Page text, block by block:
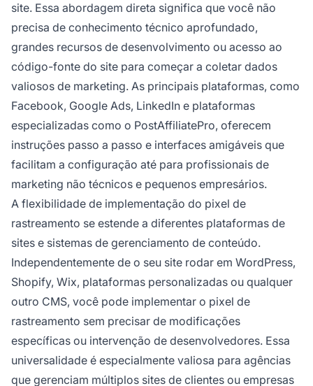
site. Essa abordagem direta significa que você não
precisa de conhecimento técnico aprofundado,
grandes recursos de desenvolvimento ou acesso ao
código-fonte do site para começar a coletar dados
valiosos de marketing. As principais plataformas, como
Facebook, Google Ads, LinkedIn e plataformas
especializadas como o PostAffiliatePro, oferecem
instruções passo a passo e interfaces amigáveis que
facilitam a configuração até para profissionais de
marketing não técnicos e pequenos empresários.
A flexibilidade de implementação do pixel de
rastreamento se estende a diferentes plataformas de
sites e sistemas de gerenciamento de conteúdo.
Independentemente de o seu site rodar em WordPress,
Shopify, Wix, plataformas personalizadas ou qualquer
outro CMS, você pode implementar o pixel de
rastreamento sem precisar de modificações
específicas ou intervenção de desenvolvedores. Essa
universalidade é especialmente valiosa para agências
que gerenciam múltiplos sites de clientes ou empresas